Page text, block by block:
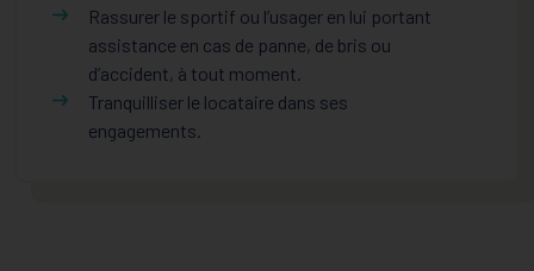
Rassurer le sportif ou l’usager en lui portant
assistance en cas de panne, de bris ou
d’accident, à tout moment.
Tranquilliser le locataire dans ses
engagements.